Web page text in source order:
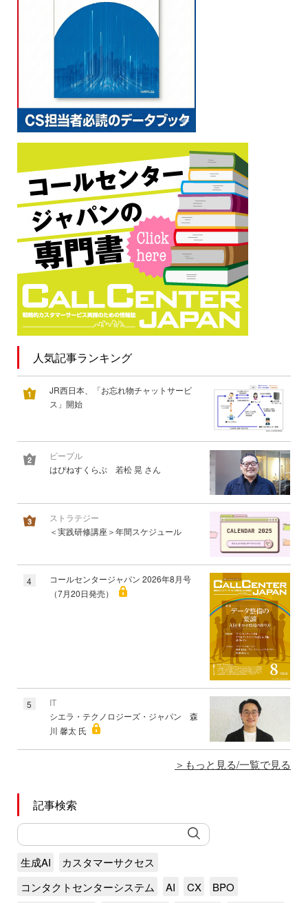
人気記事ランキング
JR西日本、「お忘れ物チャットサービ
ス」開始
ピープル
はぴねすくらぶ 若松 晃 さん
ストラテジー
＜実践研修講座＞年間スケジュール
4
コールセンタージャパン 2026年8月号
（7月20日発売）
5
IT
シエラ・テクノロジーズ・ジャパン 森
川 馨太 氏
もっと見る/一覧で見る
記事検索
生成AI
カスタマーサクセス
コンタクトセンターシステム
AI CX
BPO